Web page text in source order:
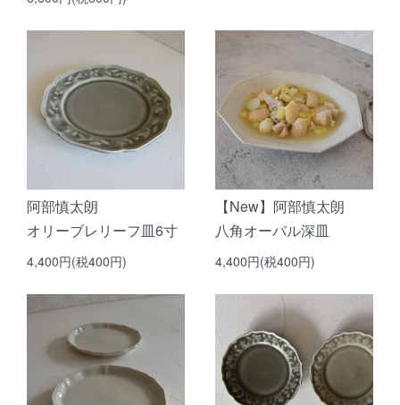
阿部慎太朗
オリーブレリーフ皿6寸
4,400円(税400円)
【New】阿部慎太朗
八角オーバル深皿
4,400円(税400円)